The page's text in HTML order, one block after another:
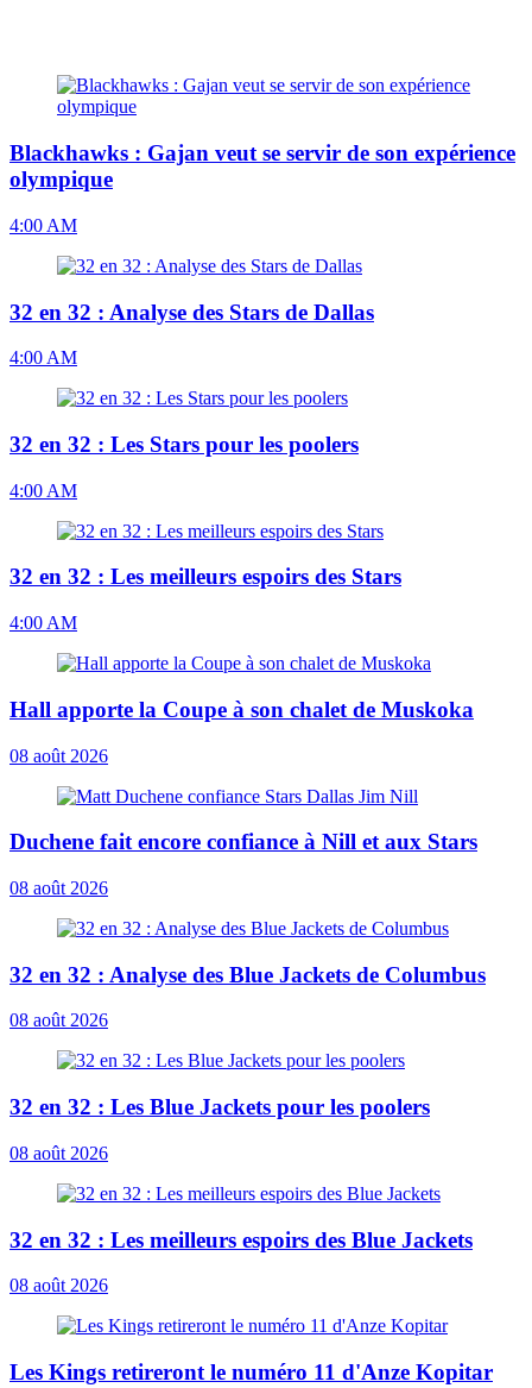
Blackhawks : Gajan veut se servir de son expérience
olympique
4:00 AM
32 en 32 : Analyse des Stars de Dallas
4:00 AM
32 en 32 : Les Stars pour les poolers
4:00 AM
32 en 32 : Les meilleurs espoirs des Stars
4:00 AM
Hall apporte la Coupe à son chalet de Muskoka
08 août 2026
Duchene fait encore confiance à Nill et aux Stars
08 août 2026
32 en 32 : Analyse des Blue Jackets de Columbus
08 août 2026
32 en 32 : Les Blue Jackets pour les poolers
08 août 2026
32 en 32 : Les meilleurs espoirs des Blue Jackets
08 août 2026
Les Kings retireront le numéro 11 d'Anze Kopitar